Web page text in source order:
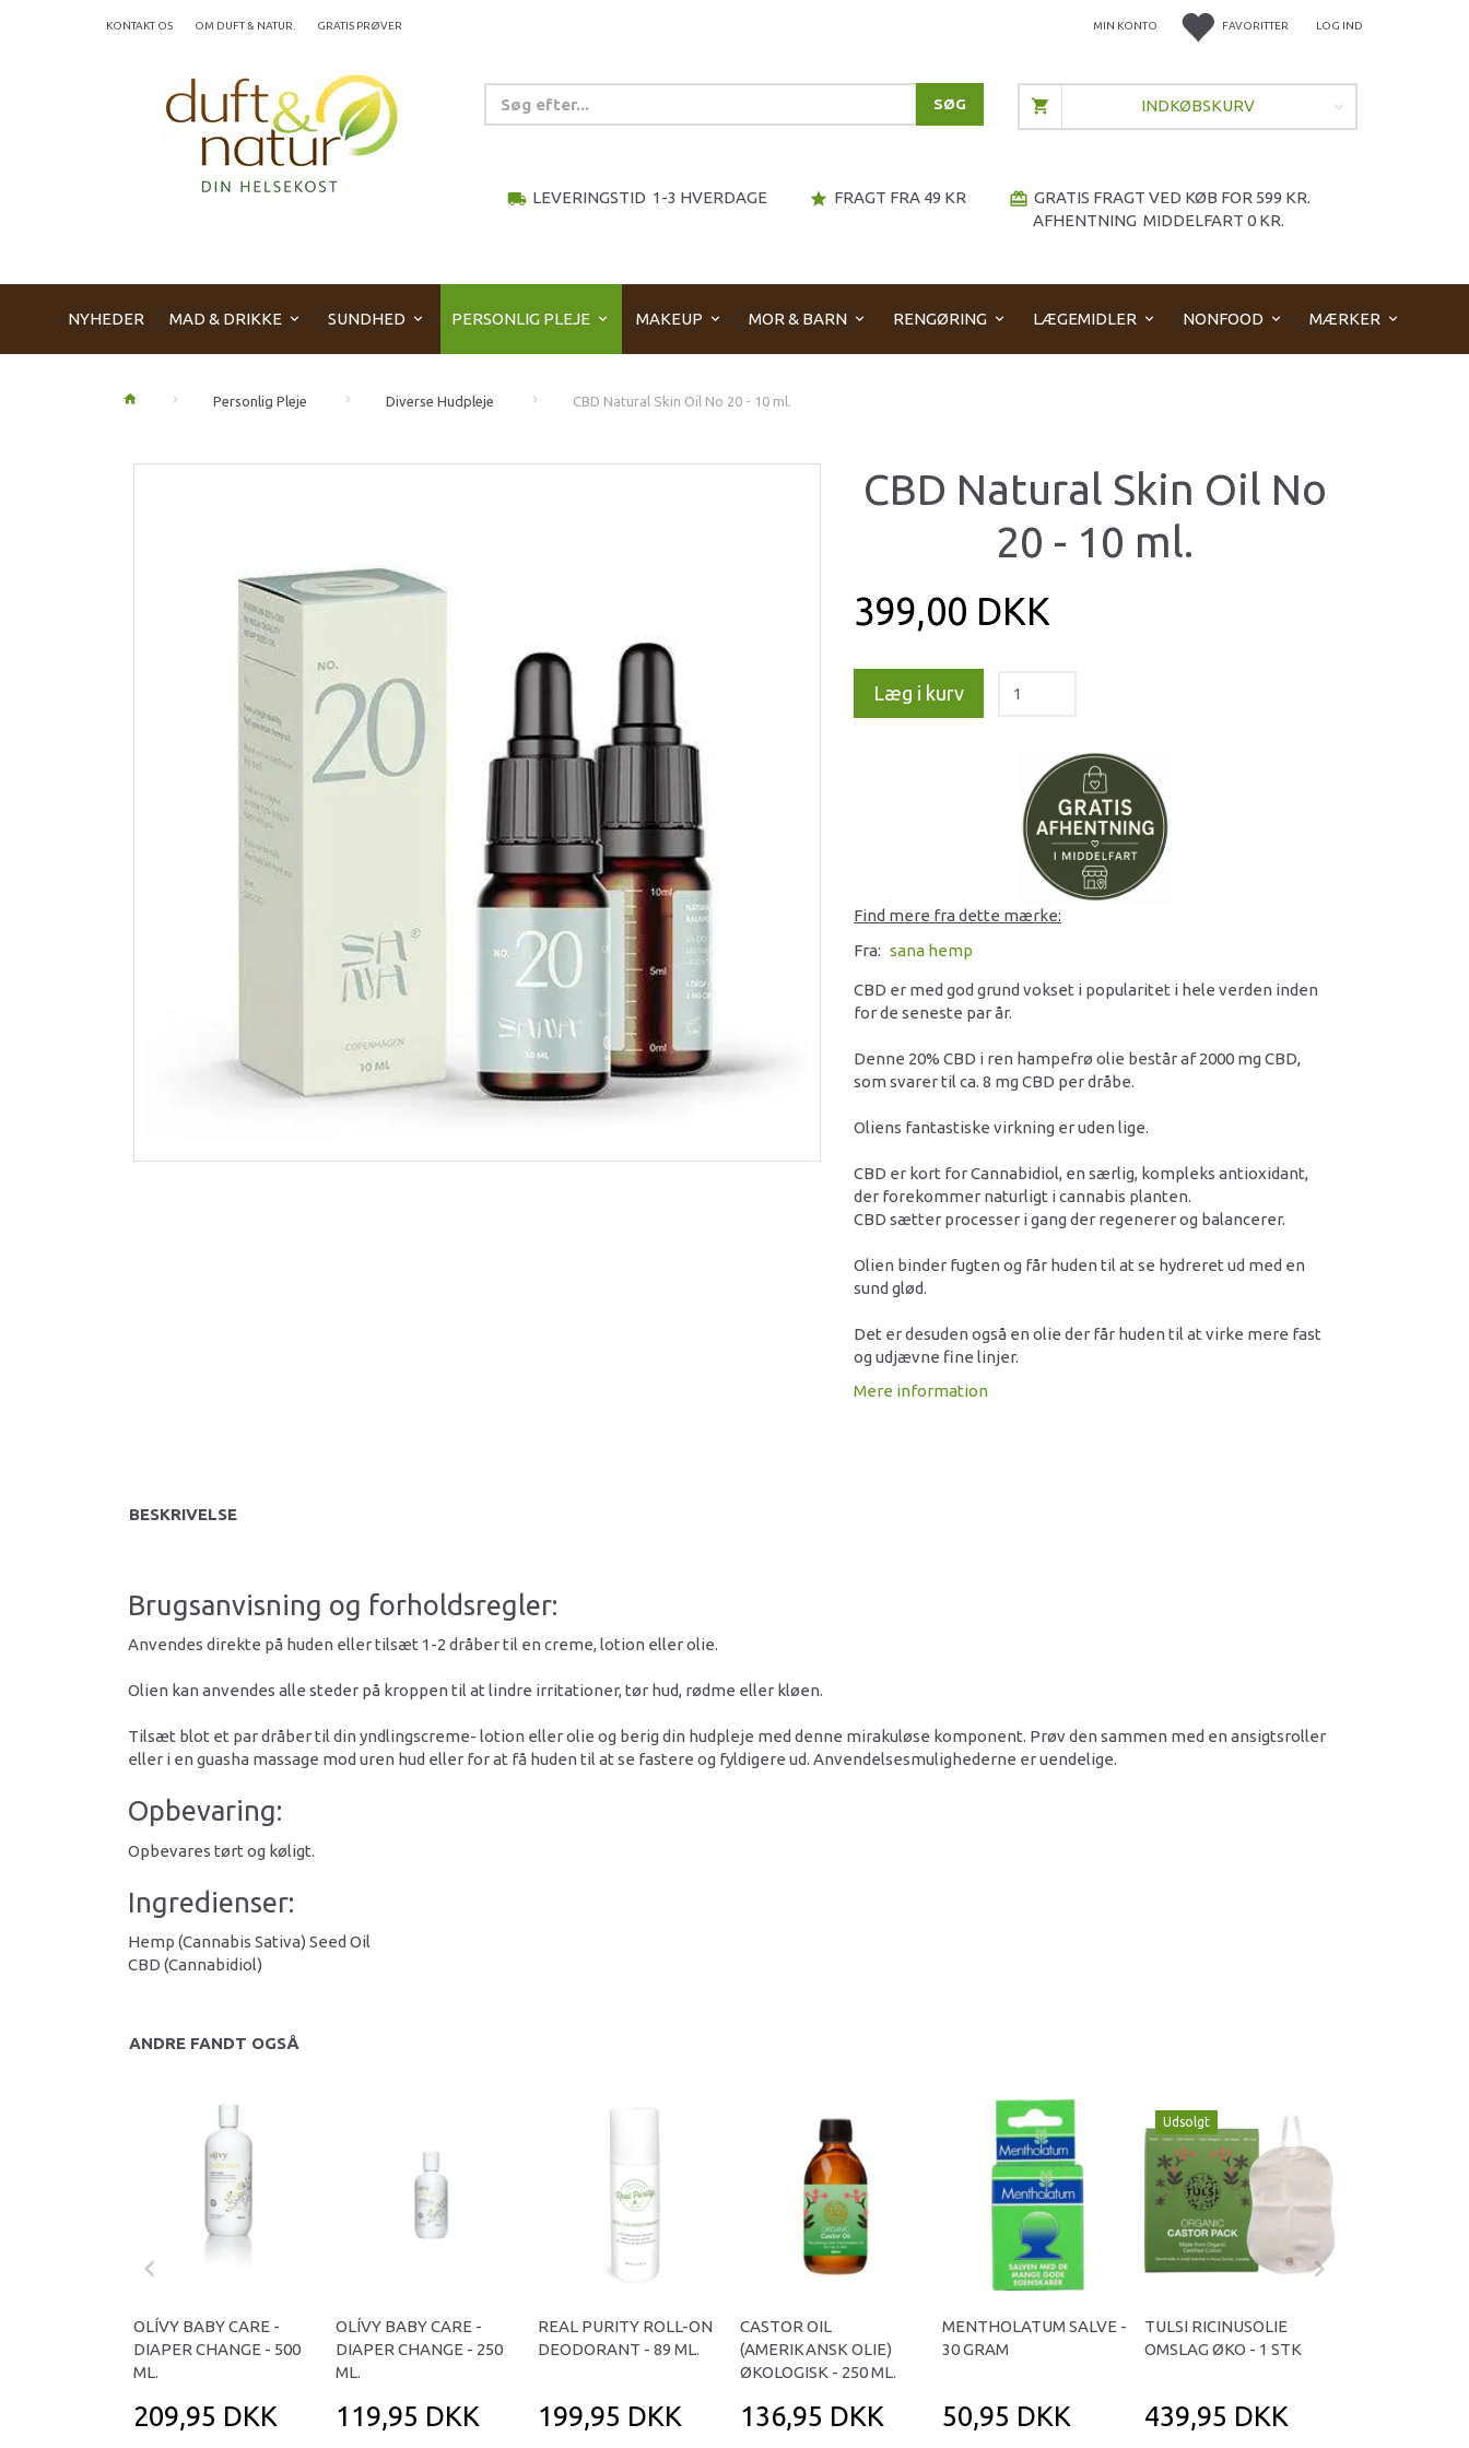
FAVORITTER LOG IND
MIN KONTO
KONTAKT OS OM DUFT & NATUR. GRATIS PRØVER
SØG
local_shipping LEVERINGSTID 1-3 HVERDAGE star FRAGT FRA 49 KR redeem GRATIS FRAGT VED KØB FOR 599 KR.
AFHENTNING MIDDELFART 0 KR.
INDKØBSKURV
NYHEDER MAD & DRIKKE SUNDHED PERSONLIG PLEJE MAKEUP MOR & BARN RENGØRING LÆGEMIDLER NONFOOD MÆRKER
Personlig Pleje Diverse Hudpleje CBD Natural Skin Oil No 20 - 10 ml.
CBD Natural Skin Oil No
20 - 10 ml.
399,00 DKK
Læg i kurv
Find mere fra dette mærke:
Fra: sana hemp
CBD er med god grund vokset i popularitet i hele verden inden
for de seneste par år.
Denne 20% CBD i ren hampefrø olie består af 2000 mg CBD,
som svarer til ca. 8 mg CBD per dråbe.
Oliens fantastiske virkning er uden lige.
CBD er kort for Cannabidiol, en særlig, kompleks antioxidant,
der forekommer naturligt i cannabis planten.
CBD sætter processer i gang der regenerer og balancerer.
Olien binder fugten og får huden til at se hydreret ud med en
sund glød.
Det er desuden også en olie der får huden til at virke mere fast
og udjævne fine linjer.
Mere information
BESKRIVELSE
Brugsanvisning og forholdsregler:
Anvendes direkte på huden eller tilsæt 1-2 dråber til en creme, lotion eller olie.
Olien kan anvendes alle steder på kroppen til at lindre irritationer, tør hud, rødme eller kløen.
Tilsæt blot et par dråber til din yndlingscreme- lotion eller olie og berig din hudpleje med denne mirakuløse komponent. Prøv den sammen med en ansigtsroller
eller i en guasha massage mod uren hud eller for at få huden til at se fastere og fyldigere ud. Anvendelsesmulighederne er uendelige.
Opbevaring:
Opbevares tørt og køligt.
Ingredienser:
Hemp (Cannabis Sativa) Seed Oil
CBD (Cannabidiol)
ANDRE FANDT OGSÅ
OLÍVY BABY CARE -
DIAPER CHANGE - 500
ML.
209,95 DKK
OLÍVY BABY CARE -
DIAPER CHANGE - 250
ML.
119,95 DKK
REAL PURITY ROLL-ON
DEODORANT - 89 ML.
199,95 DKK
CASTOR OIL
(AMERIKANSK OLIE)
ØKOLOGISK - 250 ML.
136,95 DKK
MENTHOLATUM SALVE -
30 GRAM
50,95 DKK
Udsolgt
TULSI RICINUSOLIE
OMSLAG ØKO - 1 STK
439,95 DKK